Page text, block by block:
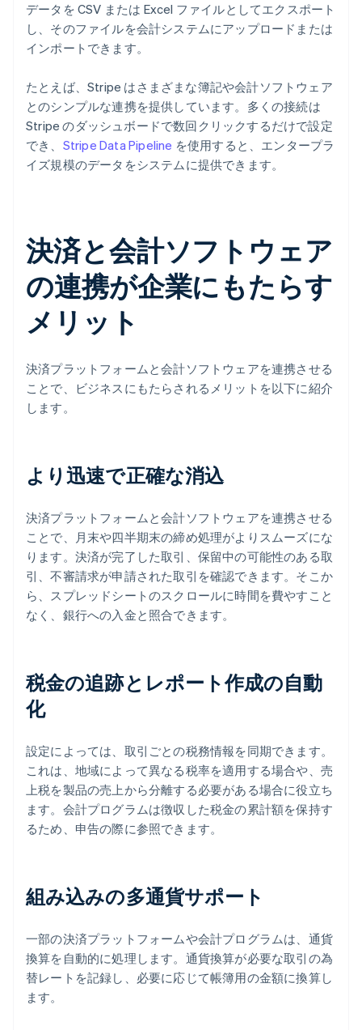
データを CSV または Excel ファイルとしてエクスポート
し、そのファイルを会計システムにアップロードまたは
インポートできます。
たとえば、Stripe はさまざまな簿記や会計ソフトウェア
とのシンプルな連携を提供しています。多くの接続は
Stripe のダッシュボードで数回クリックするだけで設定
でき、 Stripe Data Pipeline を使用すると、エンタープラ
イズ規模のデータをシステムに提供できます。
決済と会計ソフトウェア
の連携が企業にもたらす
メリット
決済プラットフォームと会計ソフトウェアを連携させる
ことで、ビジネスにもたらされるメリットを以下に紹介
します。
より迅速で正確な消込
決済プラットフォームと会計ソフトウェアを連携させる
ことで、月末や四半期末の締め処理がよりスムーズにな
ります。決済が完了した取引、保留中の可能性のある取
引、不審請求が申請された取引を確認できます。そこか
ら、スプレッドシートのスクロールに時間を費やすこと
なく、銀行への入金と照合できます。
税金の追跡とレポート作成の自動
化
設定によっては、取引ごとの税務情報を同期できます。
これは、地域によって異なる税率を適用する場合や、売
上税を製品の売上から分離する必要がある場合に役立ち
ます。会計プログラムは徴収した税金の累計額を保持す
るため、申告の際に参照できます。
組み込みの多通貨サポート
一部の決済プラットフォームや会計プログラムは、通貨
換算を自動的に処理します。通貨換算が必要な取引の為
替レートを記録し、必要に応じて帳簿用の金額に換算し
ます。